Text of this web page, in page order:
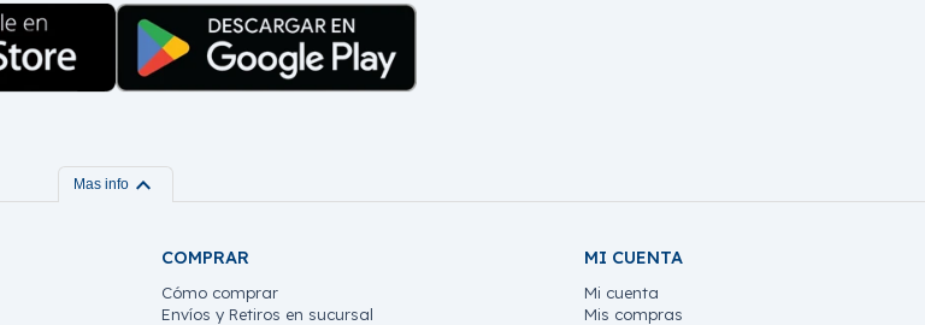
Mas info expand_more
COMPRAR
Cómo comprar
Envíos y Retiros en sucursal
MI CUENTA
Mi cuenta
Mis compras